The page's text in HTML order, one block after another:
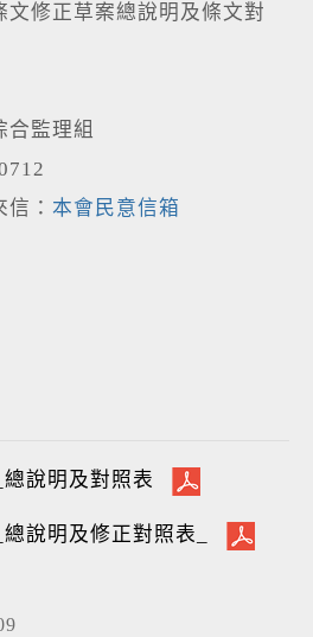
文修正草案總說明及條文對
合監理組
： 本會民意信箱
說明及對照表
說明及修正對照表_